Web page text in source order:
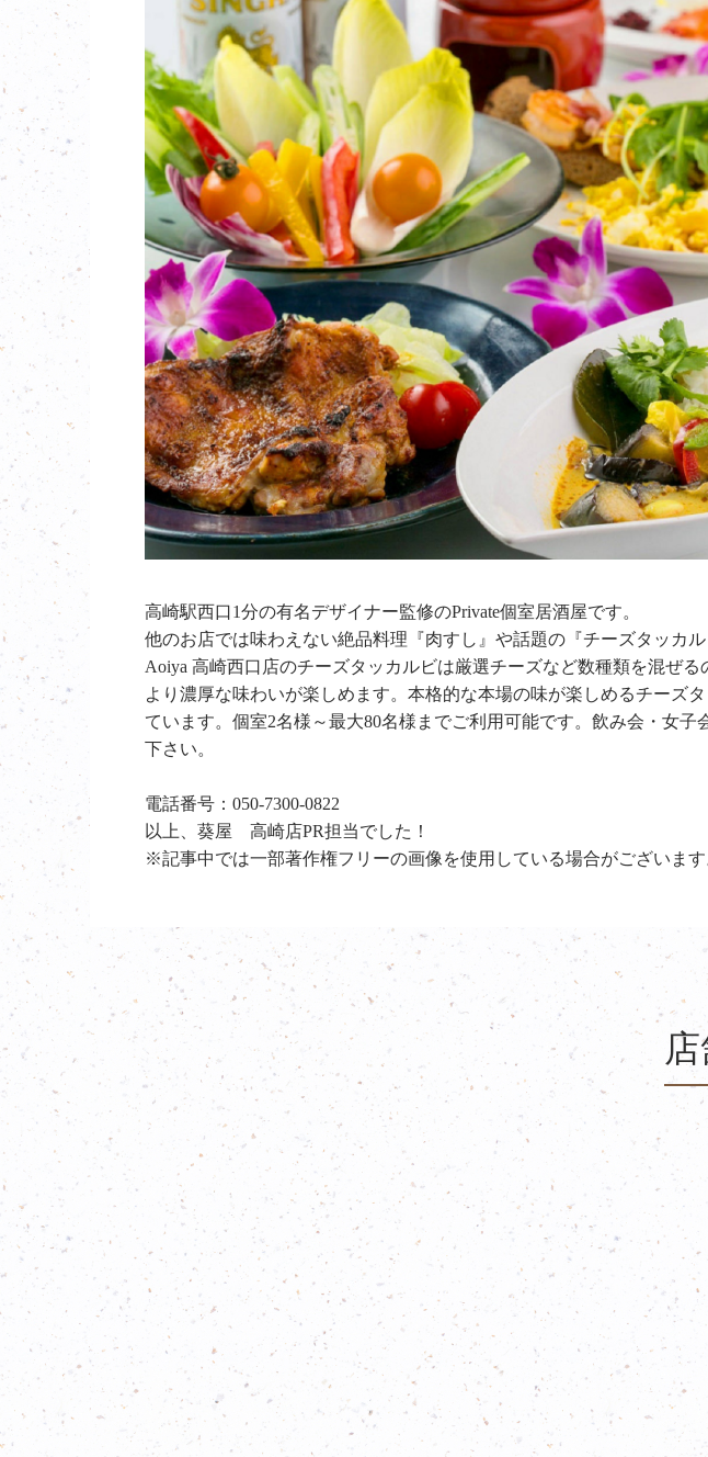
高崎駅西口1分の有名デザイナー監修のPrivate個室居酒屋です。
他のお店では味わえない絶品料理『肉すし』や話題の『チーズタッカ
Aoiya 高崎西口店のチーズタッカルビは厳選チーズなど数種類を混ぜる
より濃厚な味わいが楽しめます。本格的な本場の味が楽しめるチーズ
ています。個室2名様～最大80名様までご利用可能です。飲み会・女子
下さい。
電話番号：050-7300-0822
以上、葵屋 高崎店PR担当でした！
※記事中では一部著作権フリーの画像を使用している場合がございます